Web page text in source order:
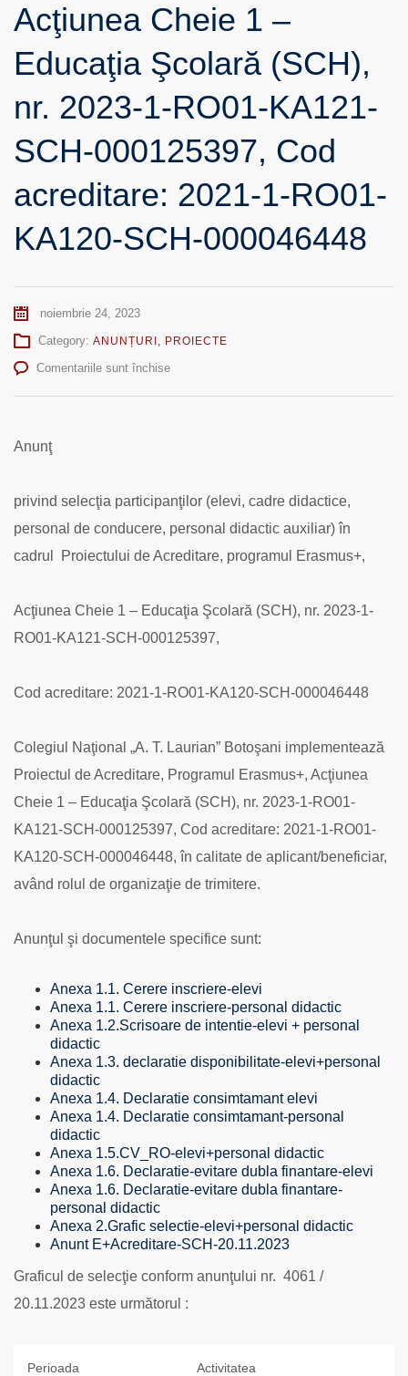
Acţiunea Cheie 1 –
Educaţia Şcolară (SCH),
nr. 2023-1-RO01-KA121-
SCH-000125397, Cod
acreditare: 2021-1-RO01-
KA120-SCH-000046448
noiembrie 24, 2023
Category: ANUNȚURI , PROIECTE
Comentariile sunt închisepentru
didactice,
personal
de
conducere,
auxiliar)
cadrul
Acreditare,
Acţiunea
Cheie
–
Educaţia
(SCH),
nr.
2023-
RO01-
KA121-
000125397,
Cod
acreditare:
1-
KA120-
SCH-
Anunţ
privind selecţia participanţilor (elevi, cadre didactice,
personal de conducere, personal didactic auxiliar) în
cadrul Proiectului de Acreditare, programul Erasmus+,
Acţiunea Cheie 1 – Educaţia Şcolară (SCH), nr. 2023-1-
RO01-KA121-SCH-000125397,
Cod acreditare: 2021-1-RO01-KA120-SCH-000046448
Colegiul Naţional „A. T. Laurian” Botoşani implementează
Proiectul de Acreditare, Programul Erasmus+, Acţiunea
Cheie 1 – Educaţia Şcolară (SCH), nr. 2023-1-RO01-
KA121-SCH-000125397, Cod acreditare: 2021-1-RO01-
KA120-SCH-000046448, în calitate de aplicant/beneficiar,
având rolul de organizaţie de trimitere.
Anunţul şi documentele specifice sunt:
Anexa 1.1. Cerere inscriere-elevi
Anexa 1.1. Cerere inscriere-personal didactic
Anexa 1.2.Scrisoare de intentie-elevi + personal
didactic
Anexa 1.3. declaratie disponibilitate-elevi+personal
didactic
Anexa 1.4. Declaratie consimtamant elevi
Anexa 1.4. Declaratie consimtamant-personal
didactic
Anexa 1.5.CV_RO-elevi+personal didactic
Anexa 1.6. Declaratie-evitare dubla finantare-elevi
Anexa 1.6. Declaratie-evitare dubla finantare-
personal didactic
Anexa 2.Grafic selectie-elevi+personal didactic
Anunt E+Acreditare-SCH-20.11.2023
Graficul de selecţie conform anunţului nr. 4061 /
20.11.2023 este următorul :
Perioada Activitatea